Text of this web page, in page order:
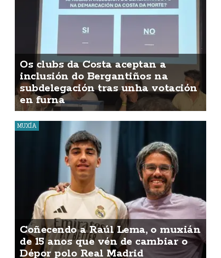
Os clubs da Costa aceptan a
inclusión do Bergantiños na
subdelegación tras unha votación
en furna
MUXÍA
Coñecendo a Raúl Lema, o muxián
de 15 anos que vén de cambiar o
Dépor polo Real Madrid